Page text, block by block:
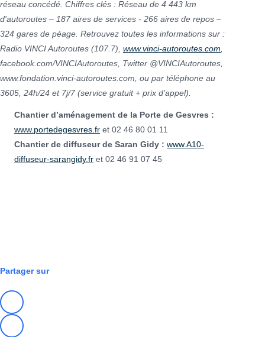
réseau concédé. Chiffres clés : Réseau de 4 443 km
d'autoroutes – 187 aires de services - 266 aires de repos –
324 gares de péage. Retrouvez toutes les informations sur :
Radio VINCI Autoroutes (107.7), www.vinci-autoroutes.com
facebook.com/VINCIAutoroutes, Twitter @VINCIAutoroutes,
www.fondation.vinci-autoroutes.com, ou par téléphone au
3605, 24h/24 et 7j/7 (service gratuit + prix d’appel).
Chantier d’aménagement de la Porte de Gesvres :
www.portedegesvres.fr et 02 46 80 01 11
Chantier de diffuseur de Saran Gidy : www.A10-
diffuseur-sarangidy.fr et 02 46 91 07 45
Partager sur